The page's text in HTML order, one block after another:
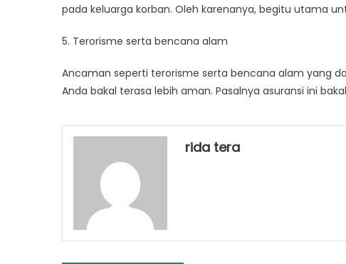
pada keluarga korban. Oleh karenanya, begitu utama
5. Terorisme serta bencana alam
Ancaman seperti terorisme serta bencana alam yang
Anda bakal terasa lebih aman. Pasalnya asuransi ini bakal
rida tera